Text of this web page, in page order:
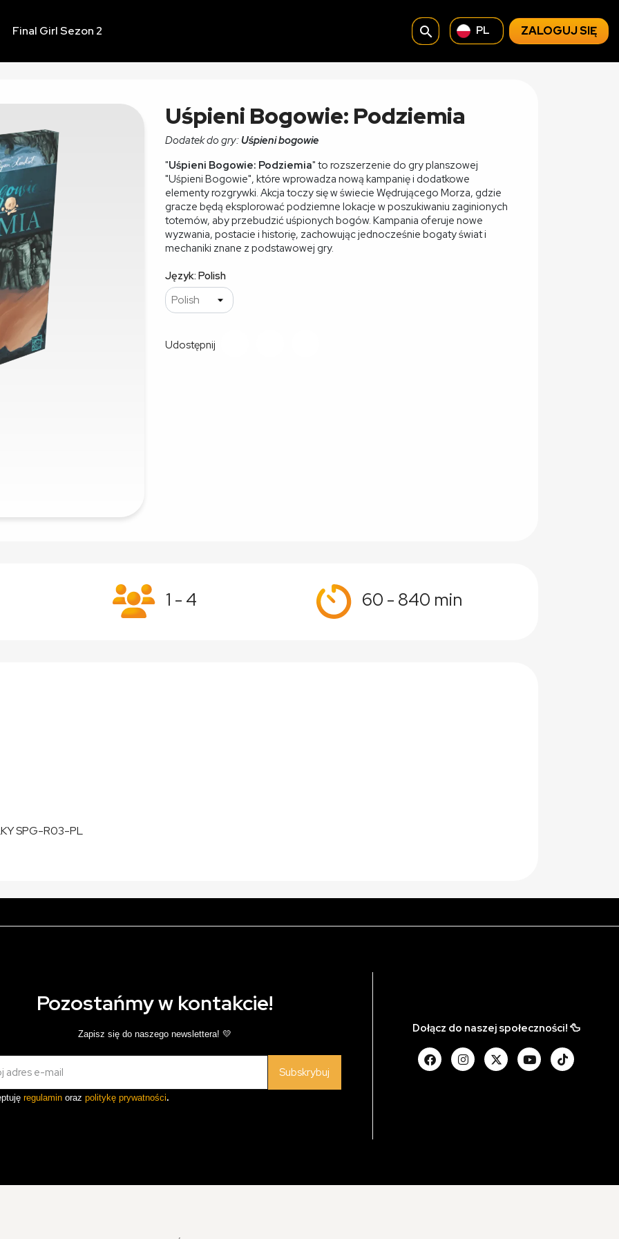
Final Girl Sezon 2 search PL ZALOGUJ SIĘ
Uśpieni Bogowie: Podziemia
Dodatek do gry: Uśpieni bogowie
"Uśpieni Bogowie: Podziemia" to rozszerzenie do gry planszowej
"Uśpieni Bogowie", które wprowadza nową kampanię i dodatkowe
elementy rozgrywki. Akcja toczy się w świecie Wędrującego Morza, gdzie
gracze będą eksplorować podziemne lokacje w poszukiwaniu zaginionych
totemów, aby przebudzić uśpionych bogów. Kampania oferuje nowe
wyzwania, postacie i historię, zachowując jednocześnie bogaty świat i
mechaniki znane z podstawowej gry.
Język: Polish
Udostępnij
1 - 4 60 - 840 min
SPG-R03-PL
Pozostańmy w kontakcie!
Zapisz się do naszego newslettera! 💛
Subskrybuj
regulamin oraz politykę prywatności.
Dołącz do naszej społeczności! 🦆